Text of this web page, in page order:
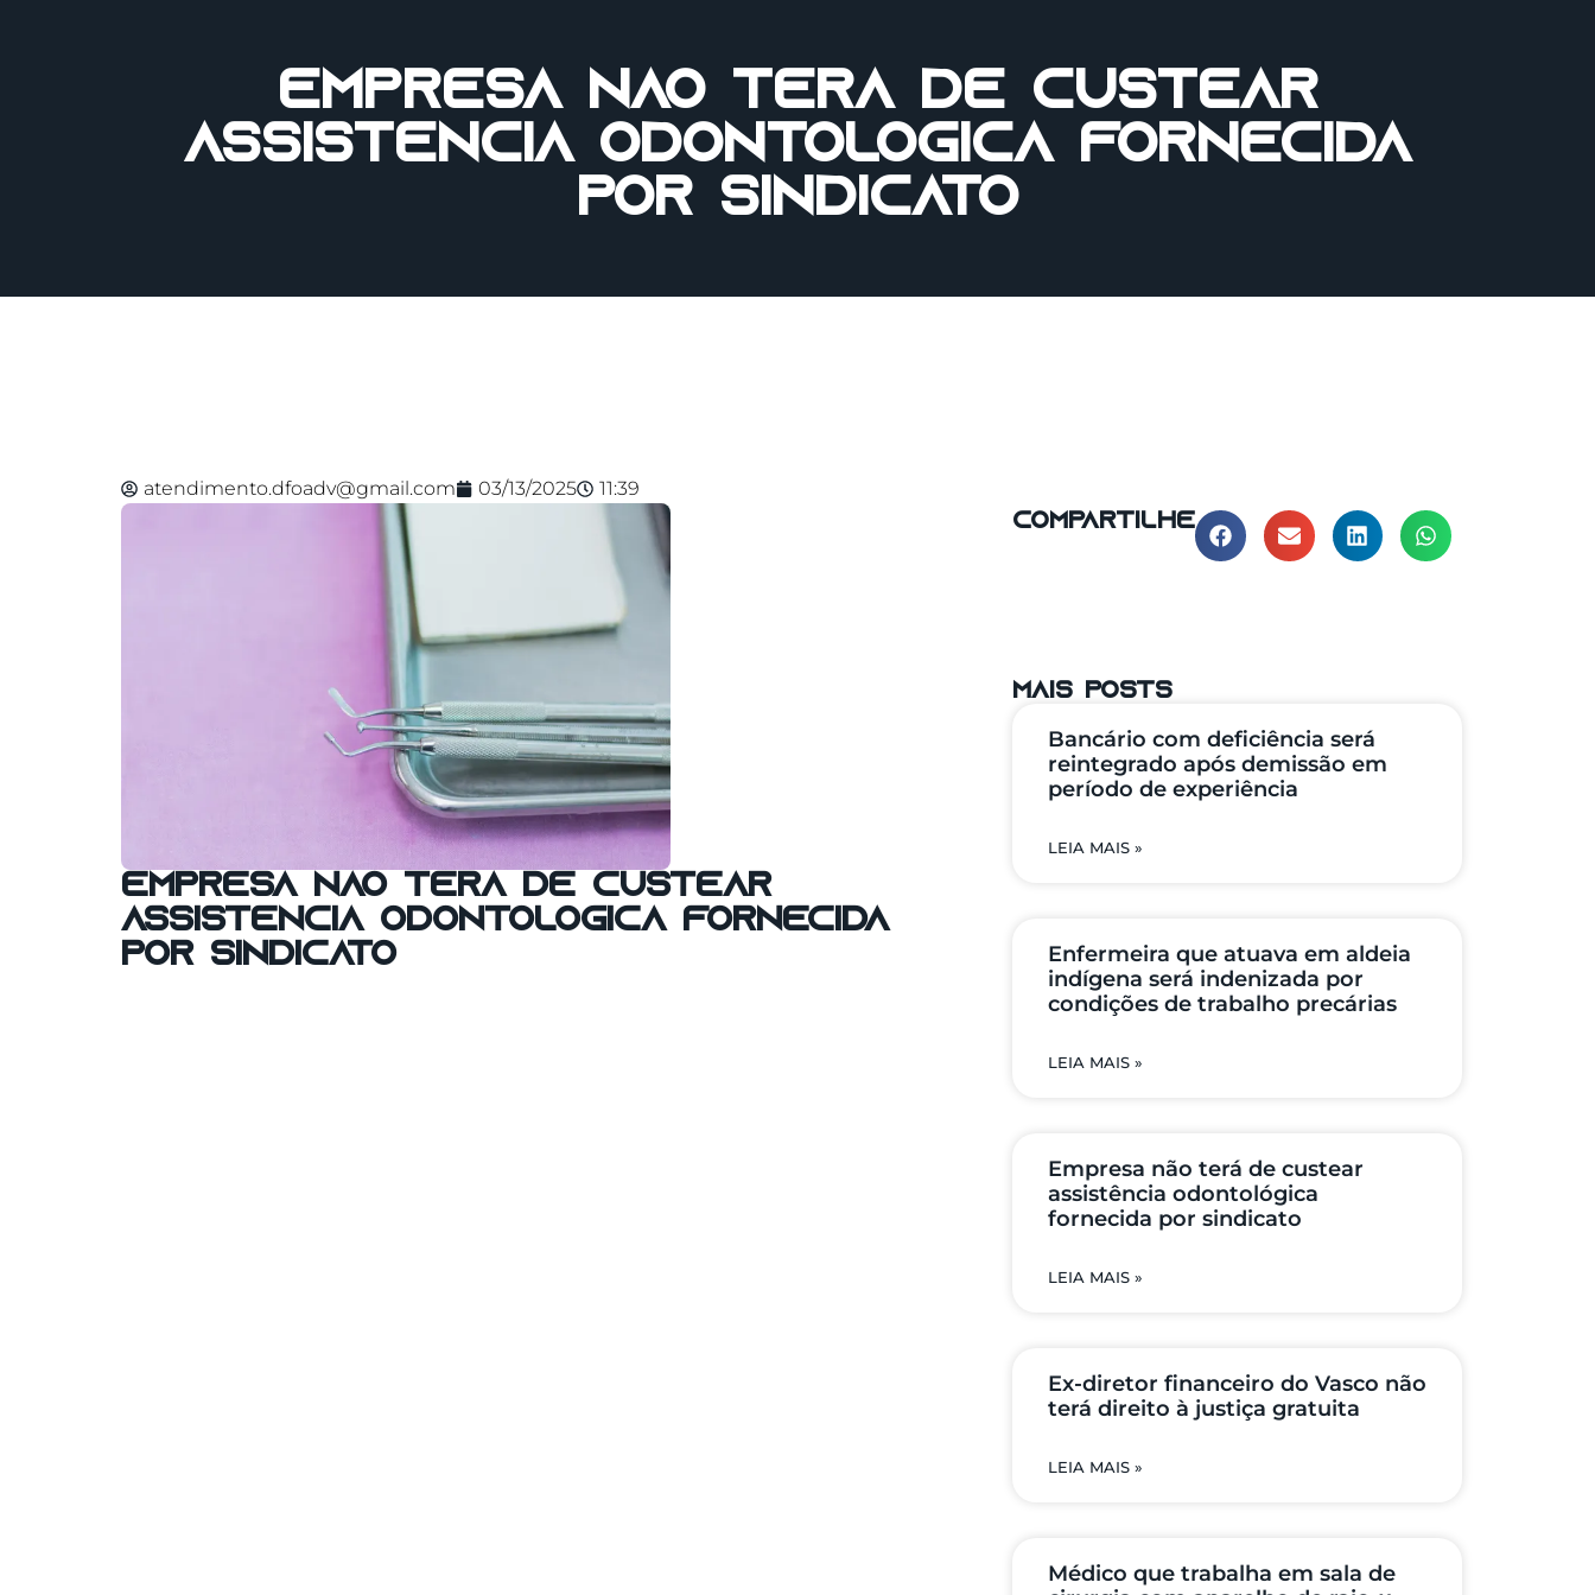
Empresa não terá de custear
assistência odontológica fornecida
por sindicato
atendimento.dfoadv@gmail.com 03/13/2025 11:39
Empresa não terá de custear
assistência odontológica fornecida
por sindicato
compartilhe
mais posts
Bancário com deficiência será
reintegrado após demissão em
período de experiência
LEIA MAIS »
Enfermeira que atuava em aldeia
indígena será indenizada por
condições de trabalho precárias
LEIA MAIS »
Empresa não terá de custear
assistência odontológica
fornecida por sindicato
LEIA MAIS »
Ex-diretor financeiro do Vasco não
terá direito à justiça gratuita
LEIA MAIS »
Médico que trabalha em sala de